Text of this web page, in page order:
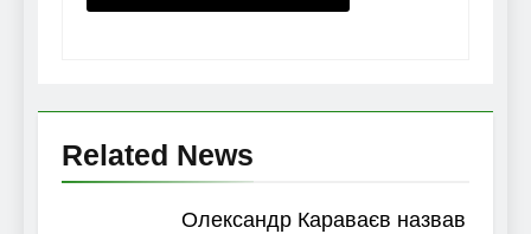
Related News
Олександр Караваєв назвав